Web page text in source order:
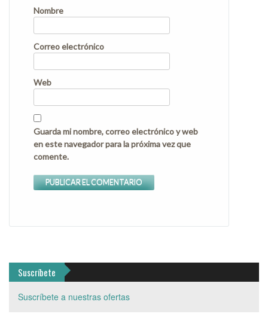
Nombre
Correo electrónico
Web
Guarda mi nombre, correo electrónico y web
en este navegador para la próxima vez que
comente.
Suscríbete
Suscríbete a nuestras ofertas